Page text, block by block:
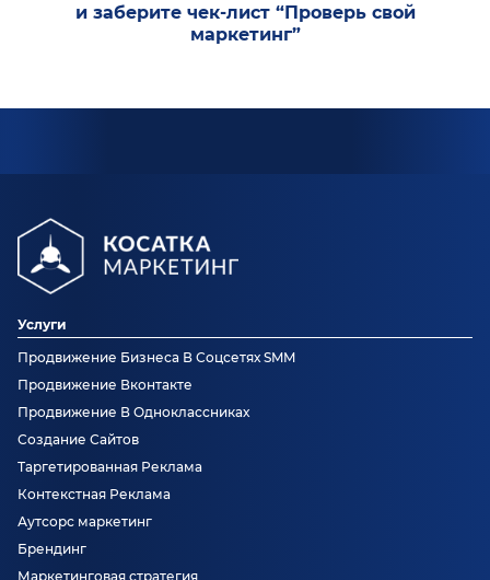
и заберите чек-лист “Проверь свой
маркетинг”
Услуги
Продвижение Бизнеса В Соцсетях SMM
Продвижение Вконтакте
Продвижение В Одноклассниках
Создание Сайтов
Таргетированная Реклама
Контекстная Реклама
Аутсорс маркетинг
Брендинг
Маркетинговая стратегия